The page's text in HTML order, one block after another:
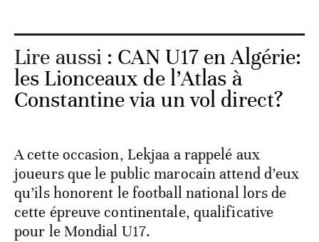
Lire aussi : CAN U17 en Algérie:
les Lionceaux de l’Atlas à
Constantine via un vol direct?
A cette occasion, Lekjaa a rappelé aux
joueurs que le public marocain attend d’eux
qu’ils honorent le football national lors de
cette épreuve continentale, qualificative
pour le Mondial U17.